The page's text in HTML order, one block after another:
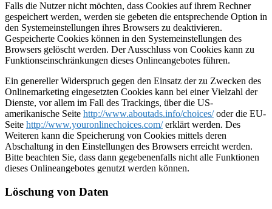
Falls die Nutzer nicht möchten, dass Cookies auf ihrem Rechner
gespeichert werden, werden sie gebeten die entsprechende Option in
den Systemeinstellungen ihres Browsers zu deaktivieren.
Gespeicherte Cookies können in den Systemeinstellungen des
Browsers gelöscht werden. Der Ausschluss von Cookies kann zu
Funktionseinschränkungen dieses Onlineangebotes führen.
Ein genereller Widerspruch gegen den Einsatz der zu Zwecken des
Onlinemarketing eingesetzten Cookies kann bei einer Vielzahl der
Dienste, vor allem im Fall des Trackings, über die US-
amerikanische Seite http://www.aboutads.info/choices/oder die EU-
Seite http://www.youronlinechoices.com/erklärt werden. Des
Weiteren kann die Speicherung von Cookies mittels deren
Abschaltung in den Einstellungen des Browsers erreicht werden.
Bitte beachten Sie, dass dann gegebenenfalls nicht alle Funktionen
dieses Onlineangebotes genutzt werden können.
Löschung von Daten